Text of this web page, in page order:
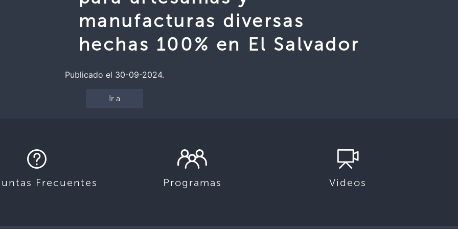
manufacturas diversas
hechas 100% en El Salvador
Publicado el 30-09-2024.
Ir a
Frecuentes Programas Videos